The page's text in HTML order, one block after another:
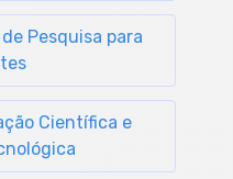
Pesquisa para
Científica e